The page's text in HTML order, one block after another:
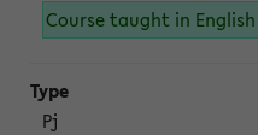
Course taught in English
Pj